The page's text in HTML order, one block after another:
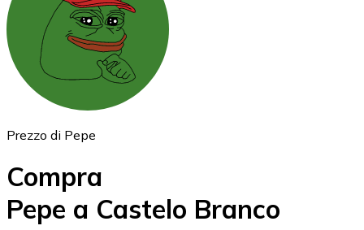
Ethereum
ETH
Prezzo di Pepe
Compra
Pepe a Castelo Branco